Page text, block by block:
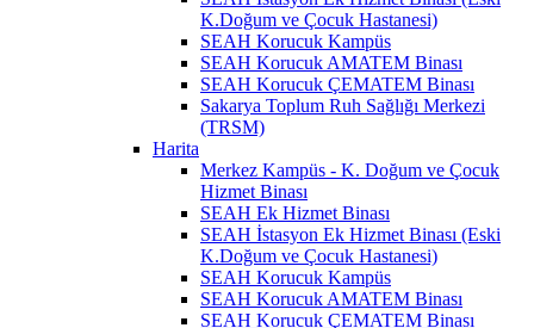
K.Doğum ve Çocuk Hastanesi)
SEAH Korucuk Kampüs
SEAH Korucuk AMATEM Binası
SEAH Korucuk ÇEMATEM Binası
Sakarya Toplum Ruh Sağlığı Merkezi
(TRSM)
Harita
Merkez Kampüs - K. Doğum ve Çocuk
Hizmet Binası
SEAH Ek Hizmet Binası
SEAH İstasyon Ek Hizmet Binası (Eski
K.Doğum ve Çocuk Hastanesi)
SEAH Korucuk Kampüs
SEAH Korucuk AMATEM Binası
SEAH Korucuk ÇEMATEM Binası